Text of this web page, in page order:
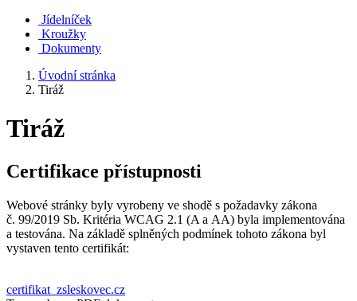
Jídelníček
Kroužky
Dokumenty
Úvodní stránka
Tiráž
Tiráž
Certifikace přístupnosti
Webové stránky byly vyrobeny ve shodě s požadavky zákona
č. 99/2019 Sb. Kritéria WCAG 2.1 (A a AA) byla implementována
a testována. Na základě splněných podmínek tohoto zákona byl
vystaven tento certifikát:
certifikat_zsleskovec.cz